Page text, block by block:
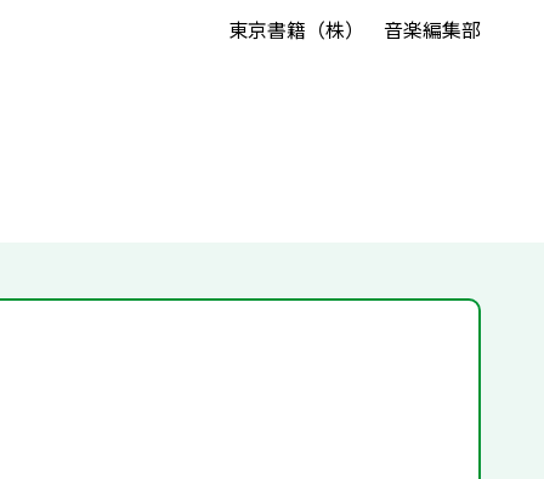
東京書籍（株） 音楽編集部